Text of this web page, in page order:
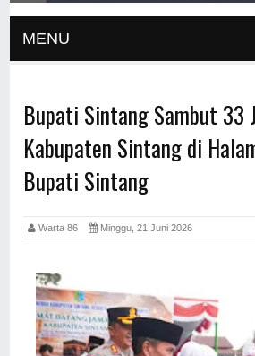
MENU
Bupati Sintang Sambut 33
Kabupaten Sintang di
Bupati Sintang
Warta 86 Minggu, 21 Juni 2026